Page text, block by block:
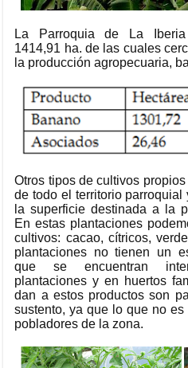
La Parroquia de La Iberia
1414,91 ha. de las cuales
la producción agropecuaria,
Otros tipos de cultivos
de todo el territorio
la superficie destinada a la
En estas plantaciones
cultivos: cacao, cítricos,
plantaciones no tienen un
que se encuentran
plantaciones y en huertos
dan a estos productos son
sustento, ya que lo que no
pobladores de la zona.